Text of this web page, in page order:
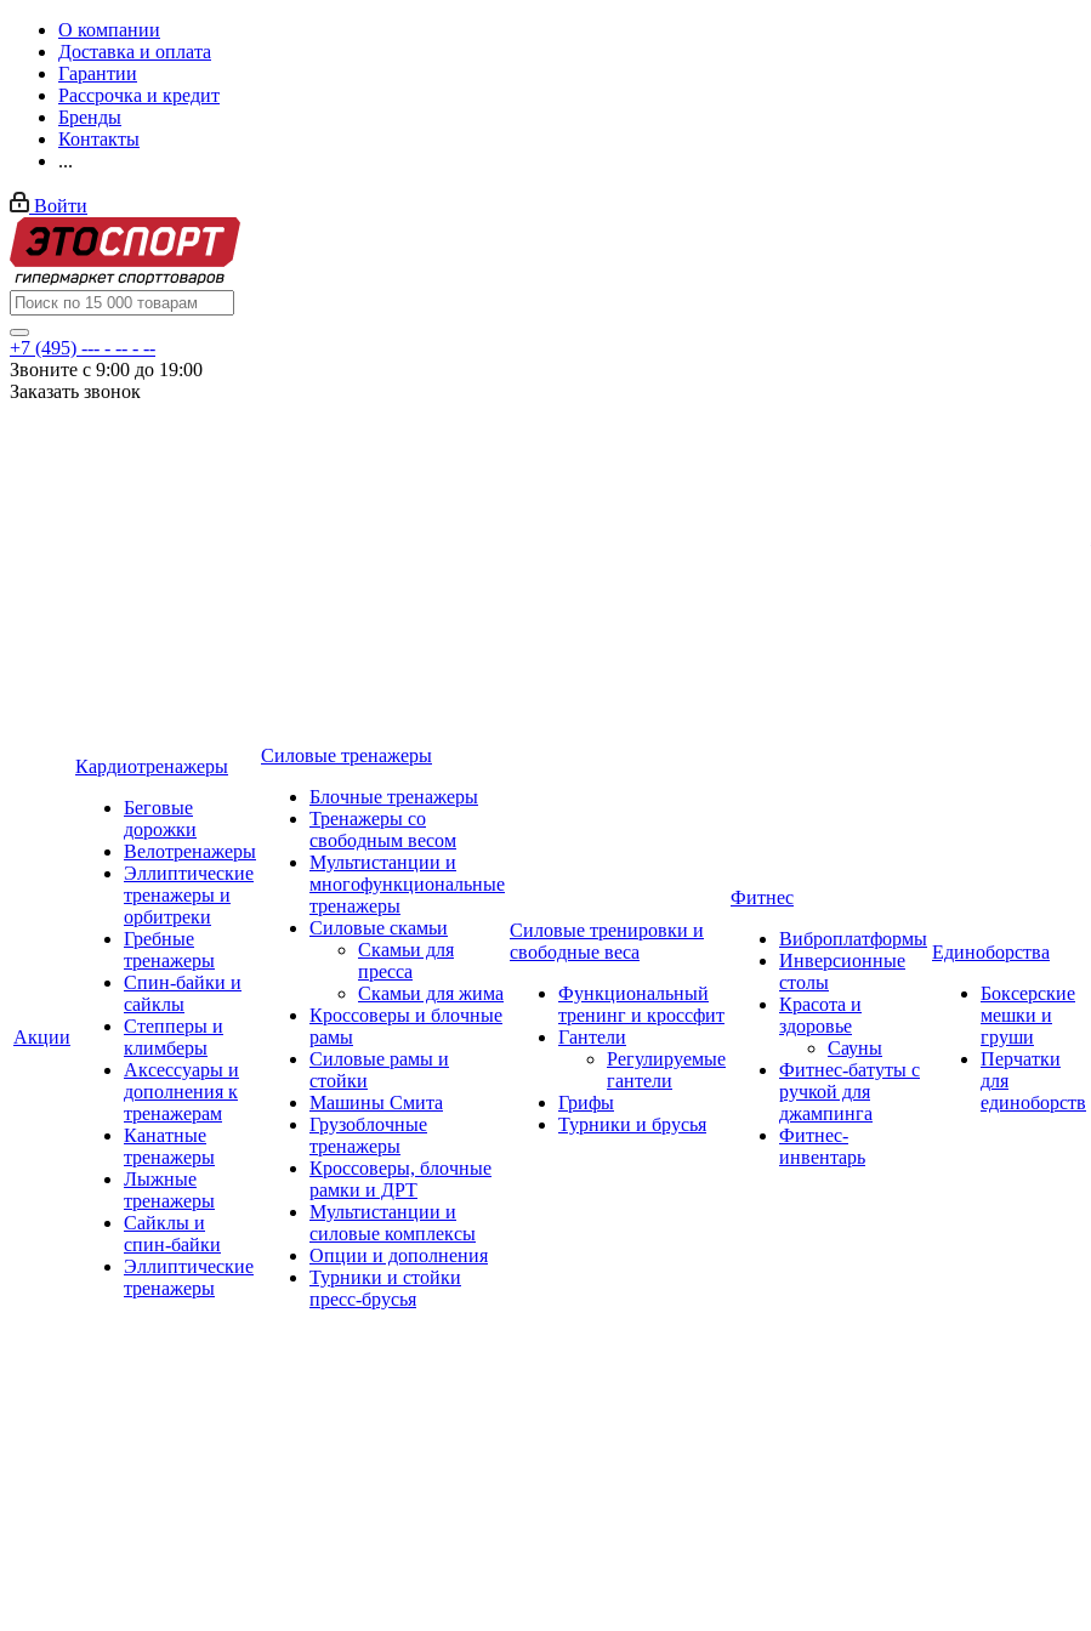
О компании
Доставка и оплата
Гарантии
Рассрочка и кредит
Бренды
Контакты
...
Войти
+7 (495) --- - -- - --
Звоните с 9:00 до 19:00
Заказать звонок
Акции
Кардиотренажеры
Беговые
дорожки
Велотренажеры
Эллиптические
тренажеры и
орбитреки
Гребные
тренажеры
Спин-байки и
сайклы
Степперы и
климберы
Аксессуары и
дополнения к
тренажерам
Канатные
тренажеры
Лыжные
тренажеры
Сайклы и
спин-байки
Эллиптические
тренажеры
Силовые тренажеры
Блочные тренажеры
Тренажеры со
свободным весом
Мультистанции и
многофункциональные
тренажеры
Силовые скамьи
Скамьи для
пресса
Скамьи для жима
Кроссоверы и блочные
рамы
Силовые рамы и
стойки
Машины Смита
Грузоблочные
тренажеры
Кроссоверы, блочные
рамки и ДРТ
Мультистанции и
силовые комплексы
Опции и дополнения
Турники и стойки
пресс-брусья
Силовые тренировки и
свободные веса
Функциональный
тренинг и кроссфит
Гантели
Регулируемые
гантели
Грифы
Турники и брусья
Фитнес
Виброплатформы
Инверсионные
столы
Красота и
здоровье
Сауны
Фитнес-батуты с
ручкой для
джампинга
Фитнес-
инвентарь
Единоборства
Боксерские
мешки и
груши
Перчатки
для
единоборств